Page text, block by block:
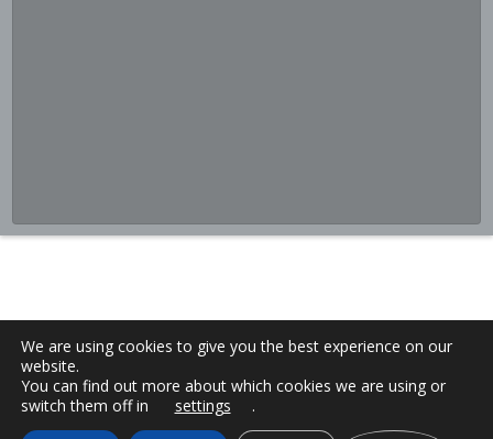
We are using cookies to give you the best experience on our
website.
You can find out more about which cookies we are using or
switch them off in
settings .